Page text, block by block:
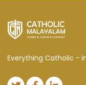
Everything Catholic -